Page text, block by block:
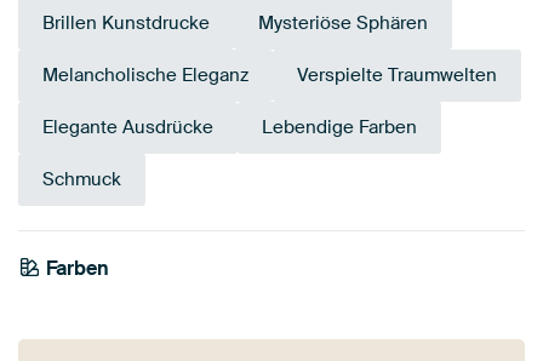
Brillen Kunstdrucke Mysteriöse Sphären
Melancholische Eleganz Verspielte Traumwelten
Elegante Ausdrücke Lebendige Farben
Schmuck
Farben
Beige
Orange
Anthrazit